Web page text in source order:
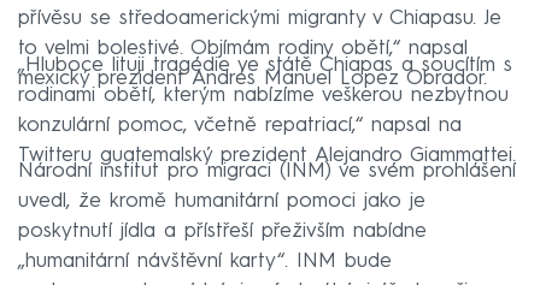
přívěsu se středoamerickými migranty v Chiapasu. Je
to velmi bolestivé. Objímám rodiny obětí,“ napsal
mexický prezident Andrés Manuel Lopez Obrador.
„Hluboce lituji tragédie ve státě Chiapas a soucítím s
rodinami obětí, kterým nabízíme veškerou nezbytnou
konzulární pomoc, včetně repatriací,“ napsal na
Twitteru guatemalský prezident Alejandro Giammattei.
Národní institut pro migraci (INM) ve svém prohlášení
uvedl, že kromě humanitární pomoci jako je
poskytnutí jídla a přístřeší přeživším nabídne
„humanitární návštěvní karty“. INM bude